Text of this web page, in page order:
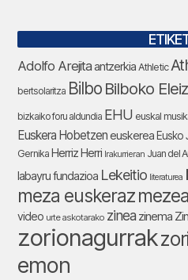
Adolfo Arejitaantzerkia Athletic
bertsolaritza Bilbo Bilboko
bizkaiko foru aldundia EHU euskal
Euskera Hobetzeneuskerea Eusko
Gernika Herriz Herri Irakurrieran Juan del
labayru fundazioa Lekeitio literaturea
meza euskerazmezea
video urte askotarako zinea zinema
zorionagurrak
emon